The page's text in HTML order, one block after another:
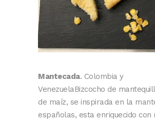
Mantecada. Colombia y
VenezuelaBizcocho de
de maíz, se inspirada en la
españolas, esta enriquecido con